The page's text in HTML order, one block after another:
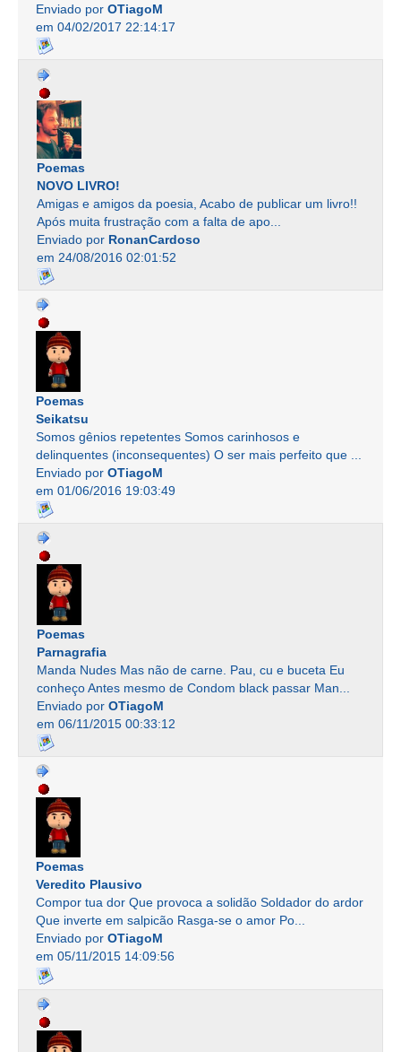
Enviado por OTiagoM
em 04/02/2017 22:14:17
Poemas
NOVO LIVRO!
Amigas e amigos da poesia, Acabo de publicar um livro!!
Após muita frustração com a falta de apo...
Enviado por RonanCardoso
em 24/08/2016 02:01:52
Poemas
Seikatsu
Somos gênios repetentes Somos carinhosos e
delinquentes (inconsequentes) O ser mais perfeito que ...
Enviado por OTiagoM
em 01/06/2016 19:03:49
Poemas
Parnagrafia
Manda Nudes Mas não de carne. Pau, cu e buceta Eu
conheço Antes mesmo de Condom black passar Man...
Enviado por OTiagoM
em 06/11/2015 00:33:12
Poemas
Veredito Plausivo
Compor tua dor Que provoca a solidão Soldador do ardor
Que inverte em salpicão Rasga-se o amor Po...
Enviado por OTiagoM
em 05/11/2015 14:09:56